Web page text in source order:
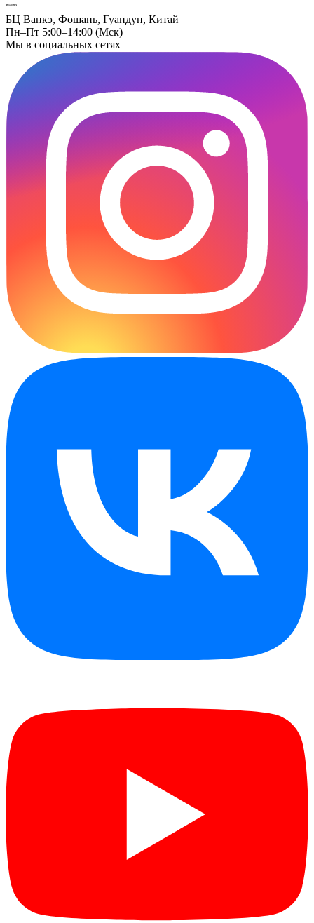
БЦ Ванкэ, Фошань, Гуандун, Китай
Пн–Пт 5:00–14:00 (Мск)
Мы в социальных сетях